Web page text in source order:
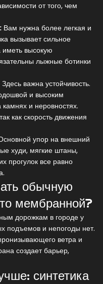
от того, чем
Вам нужна более легкая и
вызывает сильное
высокую
лыжные ботинки
Здесь важна устойчивость.
и высоким
и неровностях.
как скорость движения
упор на внешний
худи, мягкие штаны,
прогулок все равно
обычную
мембранной?
дорожкам в городе у
подъемов и непогоды нет.
ветра и
создает барьер,
синтетика